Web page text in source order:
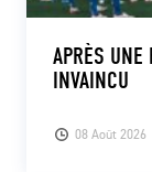
08 Août 2026
APRÈS UNE
INVAINCU